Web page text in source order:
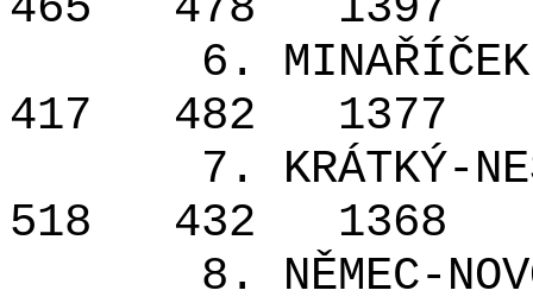
6.
417
482
1377
7. KRÁTKÝ-
518
432
1368
8. NĚMEC-